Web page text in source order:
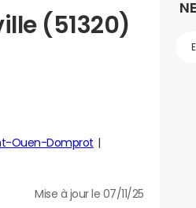
(51320)
Ouen-Domprot
Mise à jour le 07/11/25